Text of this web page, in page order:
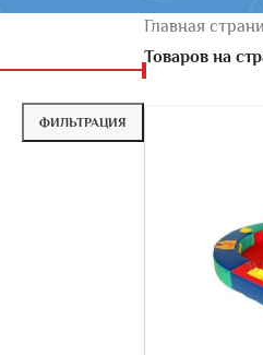
ФИЛЬТРАЦИЯ
Главная
Товаров на